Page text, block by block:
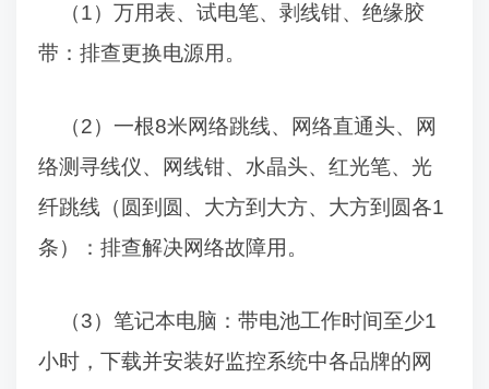
（1）万用表、试电笔、剥线钳、绝缘胶
带：排查更换电源用。
（2）一根8米网络跳线、网络直通头、网
络测寻线仪、网线钳、水晶头、红光笔、光
纤跳线（圆到圆、大方到大方、大方到圆各1
条）：排查解决网络故障用。
（3）笔记本电脑：带电池工作时间至少1
小时，下载并安装好监控系统中各品牌的网